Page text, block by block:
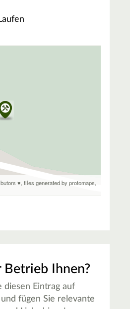
♥,tiles generated by protomaps
Betrieb Ihnen?
diesen Eintrag auf
fügen Sie relevante